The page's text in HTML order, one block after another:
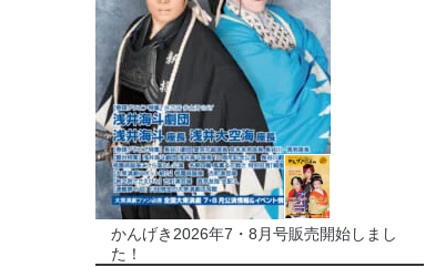
かんげき2026年7・8月号販売開始しまし
た！